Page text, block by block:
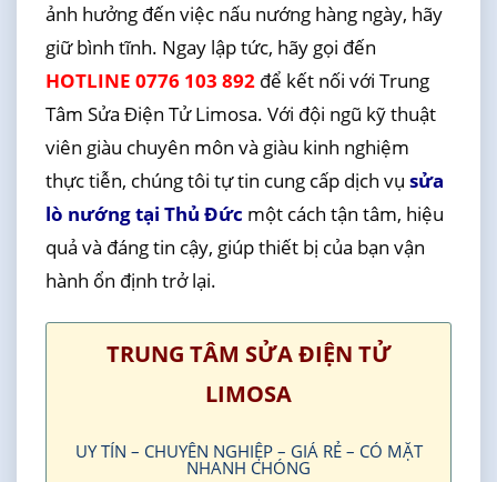
ảnh hưởng đến việc nấu nướng hàng ngày, hãy
giữ bình tĩnh. Ngay lập tức, hãy gọi đến
HOTLINE 0776 103 892để kết nối với Trung
Tâm Sửa Điện Tử Limosa. Với đội ngũ kỹ thuật
viên giàu chuyên môn và giàu kinh nghiệm
thực tiễn, chúng tôi tự tin cung cấp dịch vụ sửa
lò nướng tại Thủ Đức một cách tận tâm, hiệu
quả và đáng tin cậy, giúp thiết bị của bạn vận
hành ổn định trở lại.
TRUNG TÂM SỬA ĐIỆN TỬ
LIMOSA
UY TÍN – CHUYÊN NGHIỆP – GIÁ RẺ – CÓ MẶT
NHANH CHÓNG